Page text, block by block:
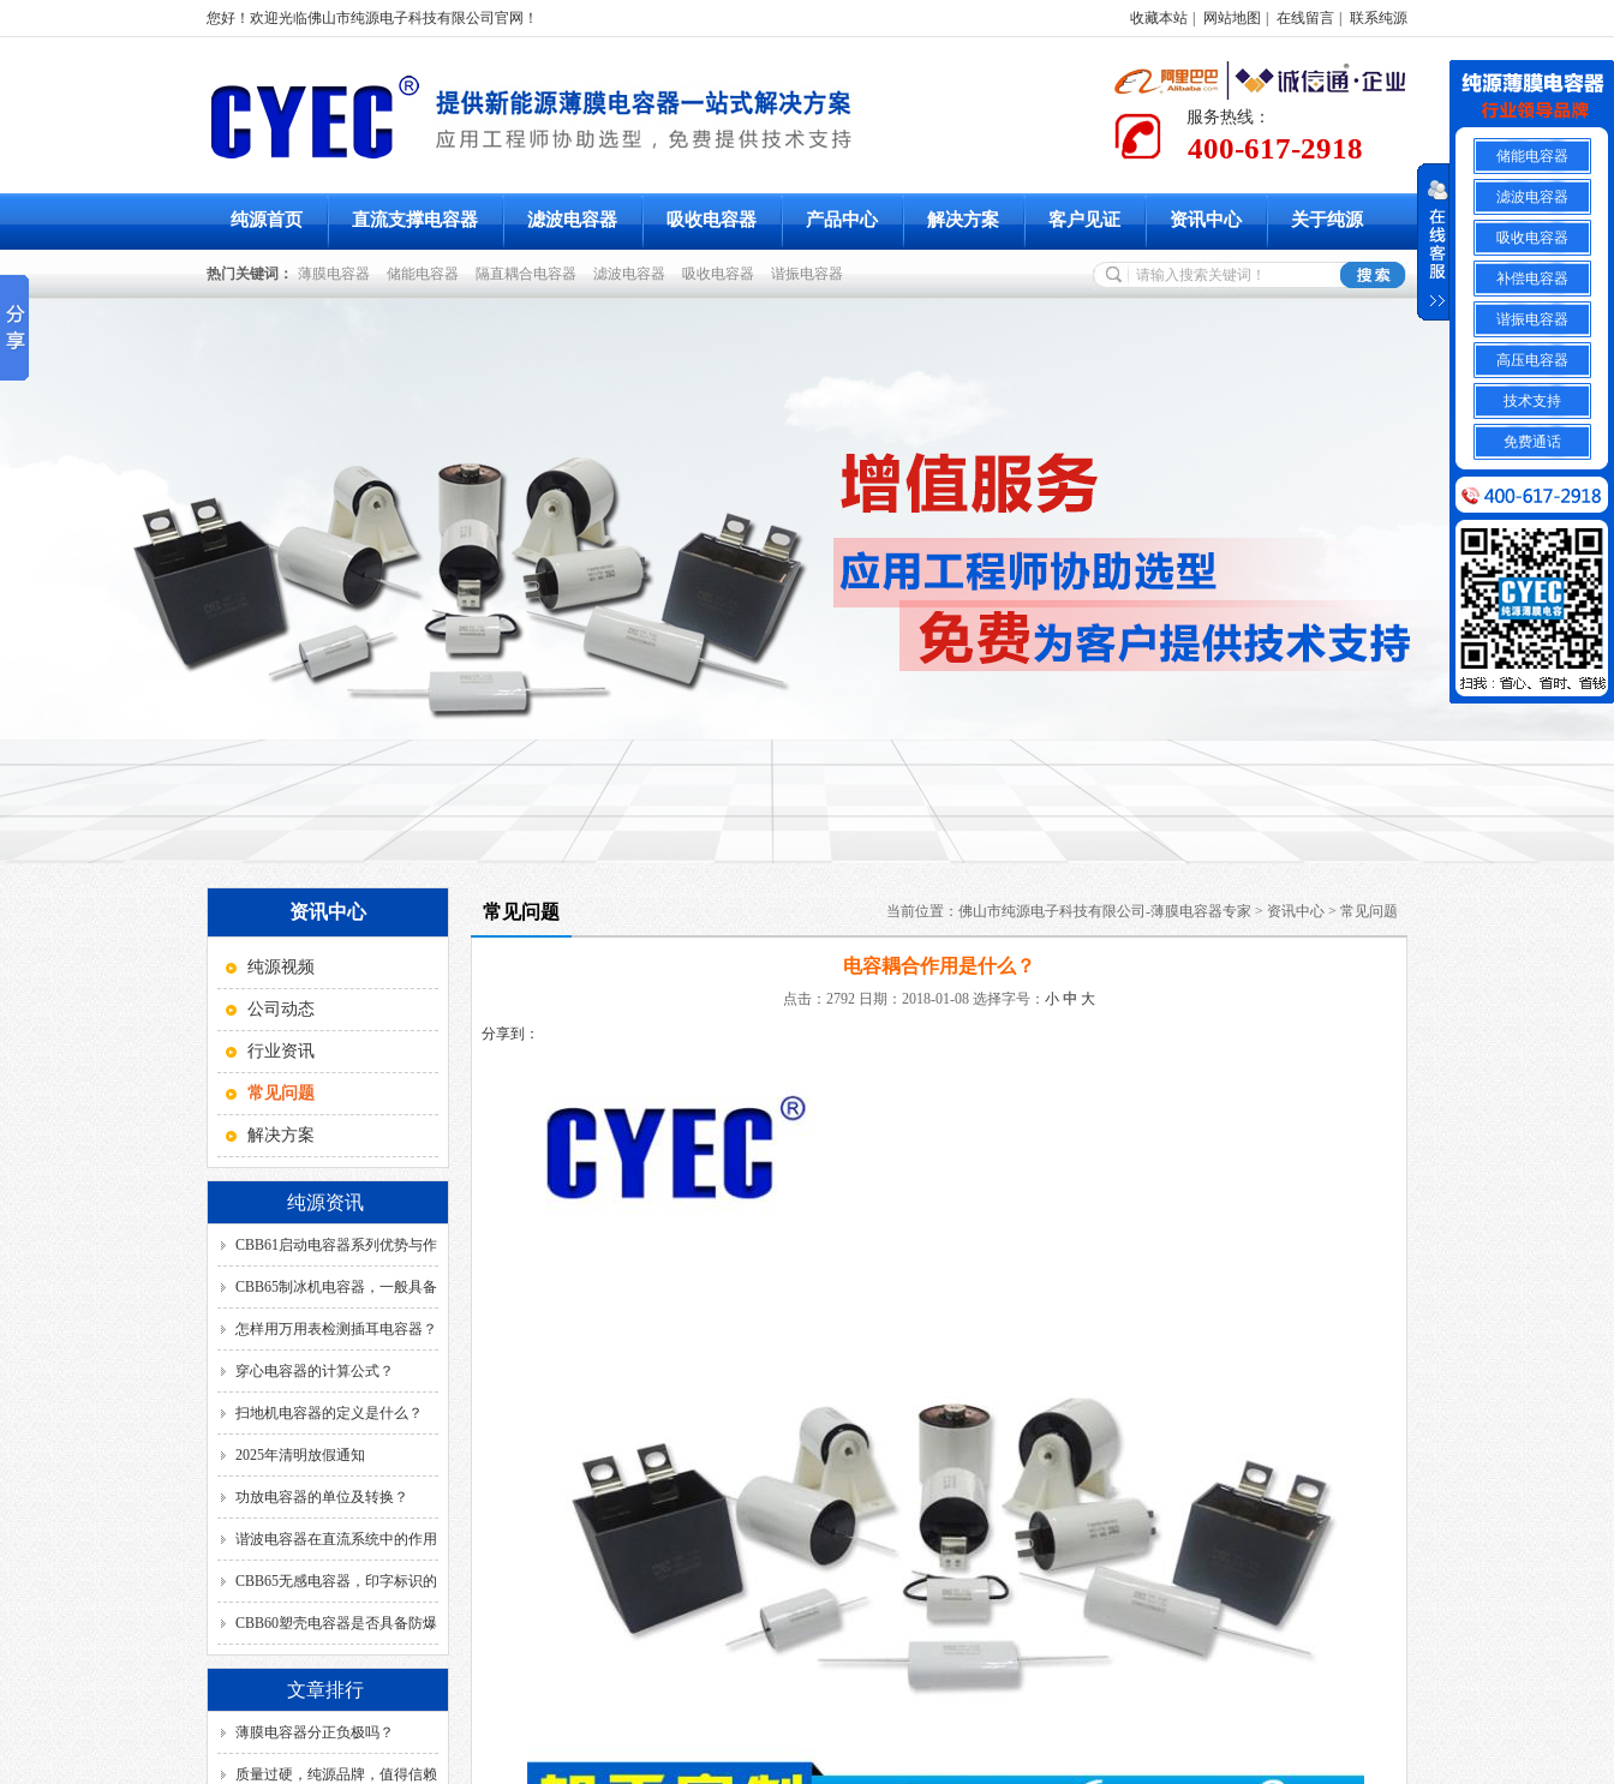
您好！欢迎光临佛山市纯源电子科技有限公司官网！ 收藏本站 网站地图 在线留言 联系纯源
服务热线：
400-617-2918
纯源首页 直流支撑电容器 滤波电容器 吸收电容器 产品中心 解决方案 客户见证 资讯中心 关于纯源
热门关键词： 薄膜电容器 储能电容器 隔直耦合电容器 滤波电容器 吸收电容器 谐振电容器
资讯中心
纯源视频
公司动态
行业资讯
常见问题
解决方案
纯源资讯
CBB61启动电容器系列优势与作
用！
CBB65制冰机电容器，一般具备
哪几种引出方式？
怎样用万用表检测插耳电容器？
穿心电容器的计算公式？
扫地机电容器的定义是什么？
2025年清明放假通知
功放电容器的单位及转换？
谐波电容器在直流系统中的作用
是什么？
CBB65无感电容器，印字标识的
SH、DB、C、40/85/21、
CBB60塑壳电容器是否具备防爆
功能？
文章排行
薄膜电容器分正负极吗？
质量过硬，纯源品牌，值得信赖
常见问题 当前位置： 佛山市纯源电子科技有限公司-薄膜电容器专家 > 资讯中心 > 常见问题
电容耦合作用是什么？
点击：2792 日期：2018-01-08 选择字号： 小 中 大
分享到：
储能电容器
滤波电容器
吸收电容器
补偿电容器
谐振电容器
高压电容器
技术支持
免费通话